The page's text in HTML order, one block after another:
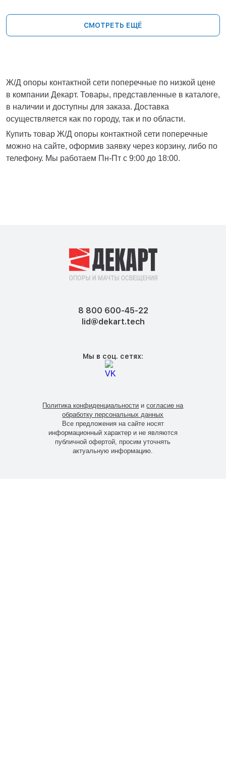
СМОТРЕТЬ ЕЩЁ
Ж/Д опоры контактной сети поперечные по низкой цене
в компании Декарт. Товары, представленные в каталоге,
в наличии и доступны для заказа. Доставка
осуществляется как по городу, так и по области.
Купить товар Ж/Д опоры контактной сети поперечные
можно на сайте, оформив заявку через корзину, либо по
телефону. Мы работаем Пн-Пт с 9:00 до 18:00.
8 800 600-45-22
lid@dekart.tech
Мы в соц. сетях:
Все предложения на сайте носят
информационный характер и не являются
публичной офертой, просим уточнять
актуальную информацию.
Политика конфиденциальности исогласие на
обработку персональных данных